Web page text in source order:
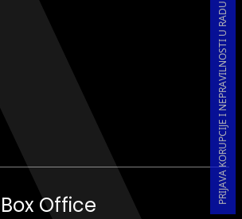
PRIJAVA KORUPCIJE I NEPRAVILNOSTI U RADU
Office